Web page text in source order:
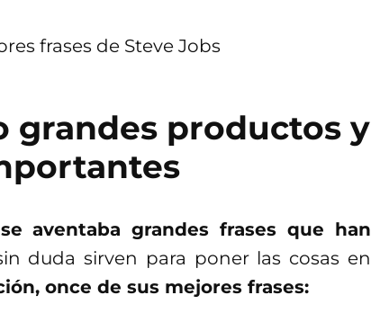
grandes productos y
aventaba grandes frases que han
duda sirven para poner las cosas en
once de sus mejores frases: